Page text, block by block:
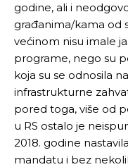
godine, ali i
građanima/kama od
većinom nisu imale
programe, nego su
koja su se odnosila
infrastrukturne
pored toga, više od
u RS ostalo je
2018. godine
mandatu i bez